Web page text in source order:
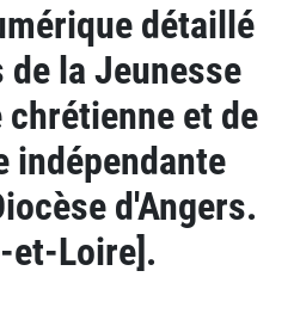
détaillé
la Jeunesse
et de
indépendante
d'Angers.
et-Loire].